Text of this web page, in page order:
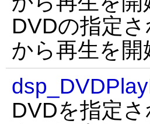
DVDの指定
から再生を開
DVDを指定